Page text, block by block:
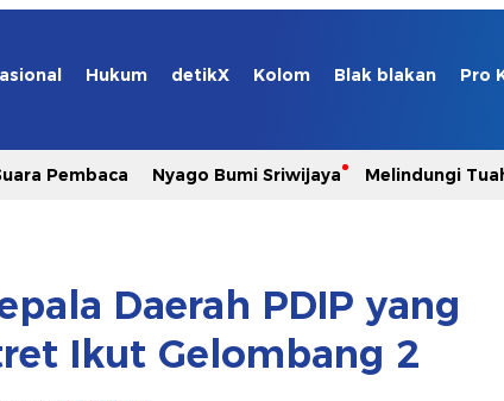
Hukum detikX Kolom Blak blakan Pro
Pembaca Nyago Bumi Sriwijaya Melindungi
Daerah PDIP yang
Ikut Gelombang 2